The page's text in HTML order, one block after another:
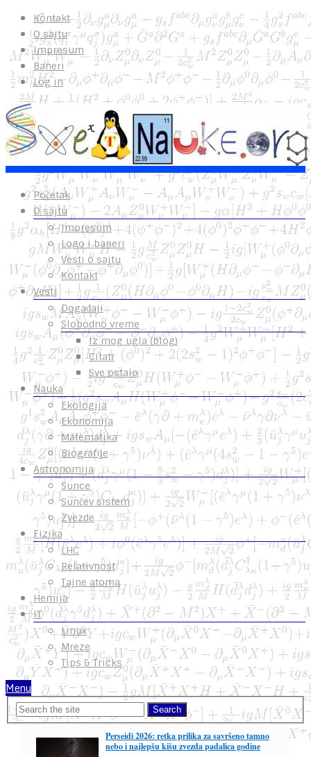
Kontakt
O sajtu
Impresum
Baneri
Log in
Početak
O sajtu
Impresum
Logo i baneri
Vesti o sajtu
Kontakt
Vesti
Događaji
Slobodno vreme
Iz mog ugla (blog)
Citati
Sve ostalo
Nauka
Ekologija
Ekonomija
Matematika
Biografije
Astronomija
Sunce
Sunčev sistem
Zvezde
Fizika
LHC
Relativnost
Tajne atoma
Hemija
IT
Linux
Mreze
Tips & Tricks
Menu
Perseidi 2026: retka prilika za savršeno tamno
nebo i najlepšu kišu zvezda padalica godine